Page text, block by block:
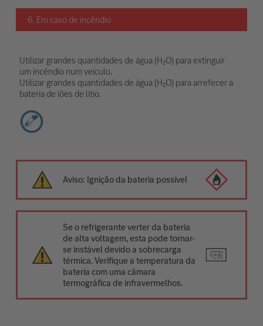
6. Em caso de incêndio
Utilizar grandes quantidades de água (H₂O) para extinguir
um incêndio num veículo.
Utilizar grandes quantidades de água (H₂O) para arrefecer a
bateria de iões de lítio.
Aviso: Ignição da bateria possível
Se o refrigerante verter da bateria
de alta voltagem, esta pode tornar-
se instável devido a sobrecarga
térmica. Verifique a temperatura da
bateria com uma câmara
termográfica de infravermelhos.